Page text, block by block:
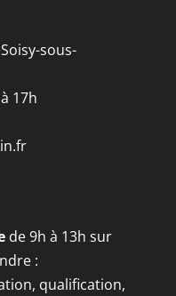
sous-
17h
de 9h à 13h sur
:
qualification,